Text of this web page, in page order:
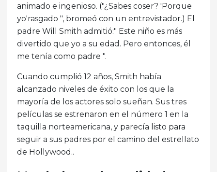
animado e ingenioso. ("¿Sabes coser? 'Porque
yo'rasgado ", bromeó con un entrevistador.) El
padre Will Smith admitió:" Este niño es más
divertido que yo a su edad. Pero entonces, él
me tenía como padre ".
Cuando cumplió 12 años, Smith había
alcanzado niveles de éxito con los que la
mayoría de los actores solo sueñan. Sus tres
películas se estrenaron en el número 1 en la
taquilla norteamericana, y parecía listo para
seguir a sus padres por el camino del estrellato
de Hollywood..